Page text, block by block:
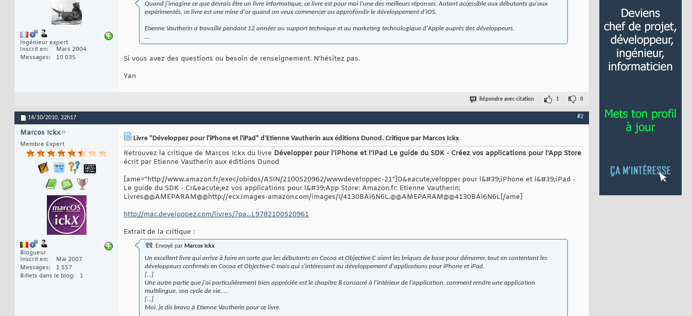
Ingénieur expert
Inscrit en
Mars 2004
Messages
10 035
Quand j'imagine ce que devrais être un livre informatique, ce livre est pour moi l'une des meilleurs réponses. Autant accessible aux débutants qu'aux
expérimentés, ce livre est une mine d'or quand on veux commencer ou approfondir le développement d'iOS.
Etienne Vautherin a travaillé pendant 12 années au support technique et au marketing technologique d'Apple auprès des développeurs.
...
Si vous avez des questions ou besoin de renseignement. N'hésitez pas.
Yan
Répondre avec citation 1 0
14/10/2010, 22h17 #2
Marcos Ickx
Membre Expert
Blogueur
Inscrit en
Mai 2007
Messages
1 557
Billets dans le blog
1
Livre "Développez pour l'iPhone et l'iPad" d'Etienne Vautherin aux éditions Dunod. Critique par Marcos Ickx
Retrouvez la critique de Marcos Ickx du livre Développer pour l'iPhone et l'iPad Le guide du SDK - Créez vos applications pour l'App Store
écrit par Etienne Vautherin aux éditions Dunod
[ame="http://www.amazon.fr/exec/obidos/ASIN/2100520962/wwwdeveloppec-21"]D&eacute;velopper pour l&#39;iPhone et l&#39;iPad -
Le guide du SDK - Cr&eacute;ez vos applications pour l&#39;App Store: Amazon.fr: Etienne Vautherin:
Livres@@AMEPARAM@@http://ecx.images-amazon.com/images/I/4130BAi6N6L.@@AMEPARAM@@4130BAi6N6L[/ame]
http://mac.developpez.com/livres/?pa...L9782100520961
Extrait de la critique :
Envoyé par Marcos Ickx
Un excellent livre qui arrive à faire en sorte que les débutants en Cocoa et Objective-C aient les briques de base pour démarrer, tout en contentant les
développeurs confirmés en Cocoa et Objective-C mais qui s'intéressent au développement d'applications pour iPhone et iPad.
[...]
Une autre partie que j'ai particulièrement bien appréciée est le chapitre 8 consacré à l'intérieur de l'application, comment rendre une application
multilingue, son cycle de vie, ...
[...]
Moi, je dis bravo à Etienne Vautherin pour ce livre.